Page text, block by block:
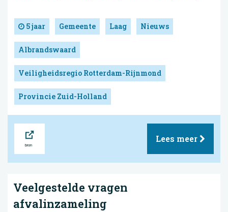
5 jaar Gemeente Laag Nieuws
Albrandswaard
Veiligheidsregio Rotterdam-Rijnmond
Provincie Zuid-Holland
Lees meer
Veelgestelde vragen
afvalinzameling